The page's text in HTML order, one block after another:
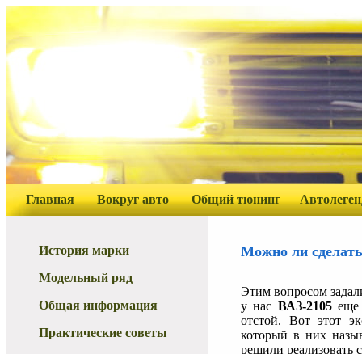
Главная Вокруг авто Общий тюнинг
История марки
Модельный ряд
Общая информация
Практические советы
Можно ли
Этим вопросом
у нас ВАЗ-2105еще
отстой. Вот этот
который в них
решили реализовать